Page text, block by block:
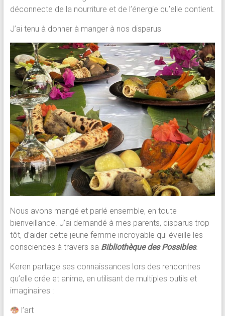
déconnecte de la nourriture et de l’énergie qu’elle contient.
J’ai tenu à donner à manger à nos disparus
Nous avons mangé et parlé ensemble, en toute
bienveillance. J’ai demandé à mes parents, disparus trop
tôt, d’aider cette jeune femme incroyable qui éveille les
consciences à travers sa Bibliothèque des Possibles.
Keren partage ses connaissances lors des rencontres
qu’elle crée et anime, en utilisant de multiples outils et
imaginaires :
l’art